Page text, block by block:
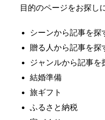
目的のページをお探し
シーンから記事を探
贈る人から記事を探
ジャンルから記事を
結婚準備
旅ギフト
ふるさと納税